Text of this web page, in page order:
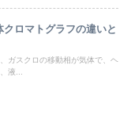
ロマトグラフの違いと
ガスクロの移動相が気体で、ヘ
液...